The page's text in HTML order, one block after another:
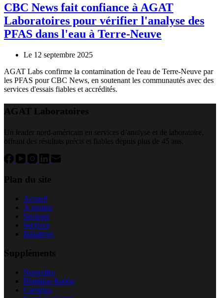
CBC News fait confiance à AGAT
Laboratoires pour vérifier l'analyse des
PFAS dans l'eau à Terre-Neuve
Le 12 septembre 2025
AGAT Labs confirme la contamination de l'eau de Terre-Neuve par
les PFAS pour CBC News, en soutenant les communautés avec des
services d'essais fiables et accrédités.
AGAT Laboratoires
Un leader nord-américain en services d’analyse et de laboratoire,
offrant des résultats précis et fiables depuis plus de 45 ans.
Plan du site
Accueil
À propos
Secteurs
Services
Initiatives
Suppléments
Nouvelles
Boutique Radon
Carrières